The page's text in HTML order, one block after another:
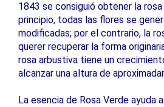
1843 se consiguió obtener la rosa
principio, todas las flores se
modificadas; por el contrario, la
querer recuperar la forma
rosa arbustiva tiene un
alcanzar una altura de
La esencia de Rosa Verde ayuda